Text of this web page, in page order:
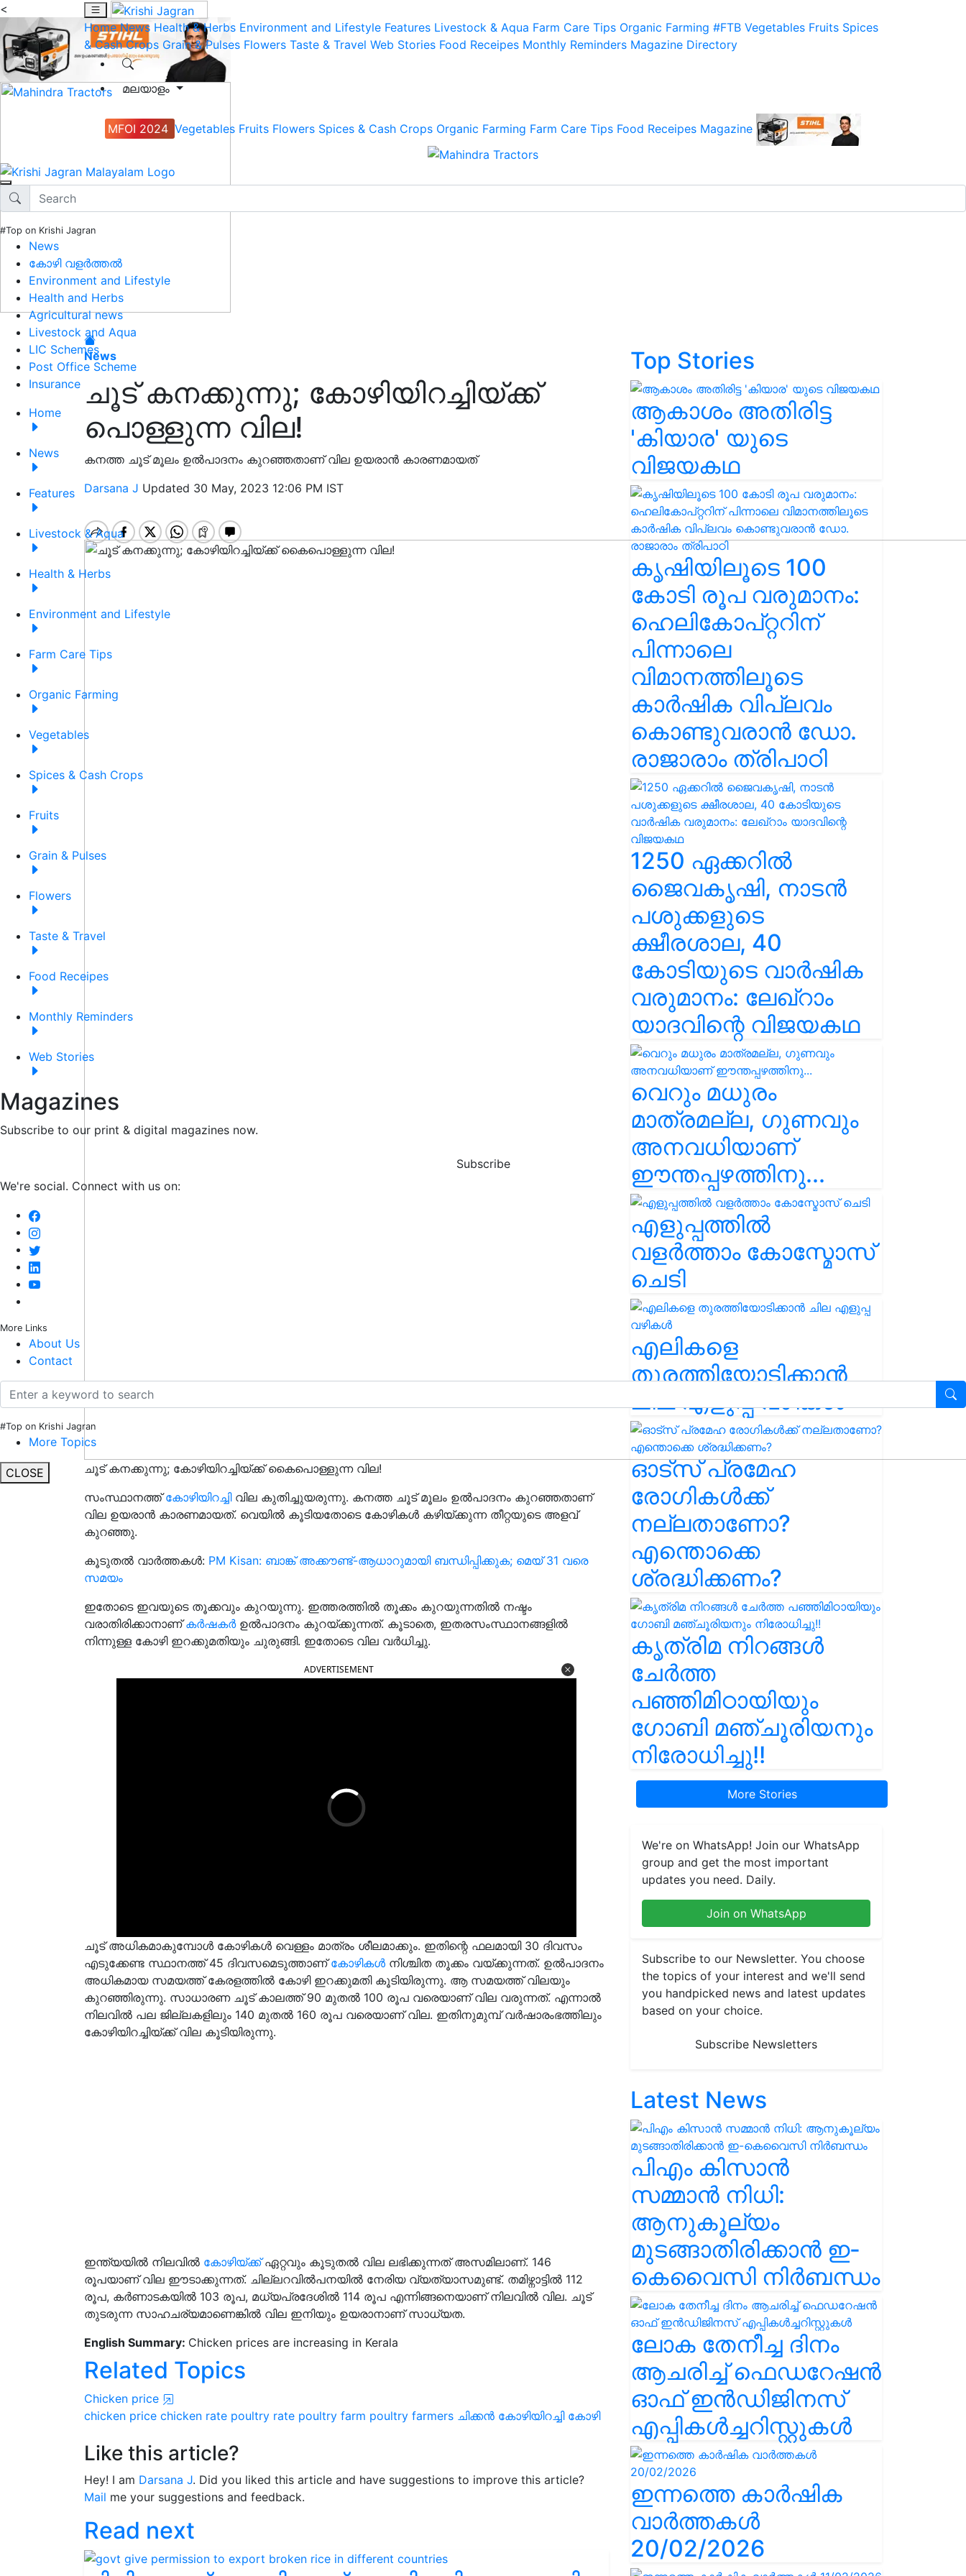
<
Home News Health & Herbs Environment and Lifestyle Features Livestock & Aqua Farm Care Tips Organic Farming #FTB Vegetables Fruits Spices
& Cash Crops Grain & Pulses Flowers Taste & Travel Web Stories Food Receipes Monthly Reminders Magazine Directory
മലയാളം
MFOI 2024 Vegetables Fruits Flowers Spices & Cash Crops Organic Farming Farm Care Tips Food Receipes Magazine
#Top on Krishi Jagran
News
കോഴി വളർത്തൽ
Environment and Lifestyle
Health and Herbs
Agricultural news
Livestock and Aqua
LIC Schemes
Post Office Scheme
Insurance
Home
News
Features
Livestock & Aqua
Health & Herbs
Environment and Lifestyle
Farm Care Tips
Organic Farming
Vegetables
Spices & Cash Crops
Fruits
Grain & Pulses
Flowers
Taste & Travel
Food Receipes
Monthly Reminders
Web Stories
Magazines
Subscribe to our print & digital magazines now.
Subscribe
We're social. Connect with us on:
More Links
About Us
Contact
#Top on Krishi Jagran
More Topics
CLOSE
News
ചൂട് കനക്കുന്നു; കോഴിയിറച്ചിയ്ക്ക്
പൊള്ളുന്ന വില!
കനത്ത ചൂട് മൂലം ഉൽപാദനം കുറഞ്ഞതാണ് വില ഉയരാൻ കാരണമായത്
Darsana J Updated 30 May, 2023 12:06 PM IST
ചൂട് കനക്കുന്നു; കോഴിയിറച്ചിയ്ക്ക് കൈപൊള്ളുന്ന വില!
സംസ്ഥാനത്ത്കോഴിയിറച്ചിവില കുതിച്ചുയരുന്നു. കനത്ത ചൂട് മൂലം ഉൽപാദനം കുറഞ്ഞതാണ്
വില ഉയരാൻ കാരണമായത്. വെയിൽ കൂടിയതോടെ കോഴികൾ കഴിയ്ക്കുന്ന തീറ്റയുടെ അളവ്
കുറഞ്ഞു.
കൂടുതൽ വാർത്തകൾ: PM Kisan: ബാങ്ക് അക്കൗണ്ട്-ആധാറുമായി ബന്ധിപ്പിക്കുക; മെയ് 31 വരെ
സമയം
ഇതോടെ ഇവയുടെ തൂക്കവും കുറയുന്നു. ഇത്തരത്തിൽ തൂക്കം കുറയുന്നതിൽ നഷ്ടം
വരാതിരിക്കാനാണ്കർഷകർഉൽപാദനം കുറയ്ക്കുന്നത്. കൂടാതെ, ഇതരസംസ്ഥാനങ്ങളിൽ
നിന്നുള്ള കോഴി ഇറക്കുമതിയും ചുരുങ്ങി. ഇതോടെ വില വർധിച്ചു.
ADVERTISEMENT
ചൂട് അധികമാകുമ്പോൾ കോഴികൾ വെള്ളം മാത്രം ശീലമാക്കും. ഇതിന്റെ ഫലമായി 30 ദിവസം
എടുക്കേണ്ട സ്ഥാനത്ത് 45 ദിവസമെടുത്താണ്കോഴികൾ നിശ്ചിത തൂക്കം വയ്ക്കുന്നത്. ഉൽപാദനം
അധികമായ സമയത്ത് കേരളത്തിൽ കോഴി ഇറക്കുമതി കൂടിയിരുന്നു. ആ സമയത്ത് വിലയും
കുറഞ്ഞിരുന്നു. സാധാരണ ചൂട് കാലത്ത് 90 മുതൽ 100 രൂപ വരെയാണ് വില വരുന്നത്. എന്നാൽ
നിലവിൽ പല ജില്ലകളിലും 140 മുതൽ 160 രൂപ വരെയാണ് വില. ഇതിനുമുമ്പ് വർഷാരംഭത്തിലും
കോഴിയിറച്ചിയ്ക്ക് വില കൂടിയിരുന്നു.
ഇന്ത്യയിൽ നിലവിൽ കോഴിയ്ക്ക്ഏറ്റവും കൂടുതൽ വില ലഭിക്കുന്നത് അസമിലാണ്. 146
രൂപയാണ് വില ഈടാക്കുന്നത്. ചില്ലറവിൽപനയിൽ നേരിയ വ്യത്യാസമുണ്ട്. തമിഴ്നാട്ടിൽ 112
രൂപ, കർണാടകയിൽ 103 രൂപ, മധ്യപ്രദേശിൽ 114 രൂപ എന്നിങ്ങനെയാണ് നിലവിൽ വില. ചൂട്
തുടരുന്ന സാഹചര്യമാണെങ്കിൽ വില ഇനിയും ഉയരാനാണ് സാധ്യത.
English Summary: Chicken prices are increasing in Kerala
Related Topics
Chicken price
chicken price chicken rate poultry rate poultry farm poultry farmers ചിക്കൻ കോഴിയിറച്ചി കോഴി
Like this article?
Hey! I am Darsana J. Did you liked this article and have suggestions to improve this article?
Mail me your suggestions and feedback.
Read next
Top Stories
ആകാശം അതിരിട്ട
'കിയാര' യുടെ
വിജയകഥ
കൃഷിയിലൂടെ 100
കോടി രൂപ വരുമാനം:
ഹെലികോപ്റ്ററിന്
പിന്നാലെ
വിമാനത്തിലൂടെ
കാർഷിക വിപ്ലവം
കൊണ്ടുവരാൻ ഡോ.
രാജാരാം ത്രിപാഠി
1250 ഏക്കറിൽ
ജൈവകൃഷി, നാടൻ
പശുക്കളുടെ
ക്ഷീരശാല, 40
കോടിയുടെ വാർഷിക
വരുമാനം: ലേഖ്‌റാം
യാദവിന്റെ വിജയകഥ
വെറും മധുരം
മാത്രമല്ല, ഗുണവും
അനവധിയാണ്
ഈന്തപ്പഴത്തിനു...
എളുപ്പത്തിൽ
വളർത്താം കോസ്മോസ്
ചെടി
എലികളെ
തുരത്തിയോടിക്കാൻ
ചില എളുപ്പ വഴികൾ
ഓട്സ് പ്രമേഹ
രോഗികൾക്ക്
നല്ലതാണോ?
എന്തൊക്കെ
ശ്രദ്ധിക്കണം?
കൃത്രിമ നിറങ്ങൾ
ചേർത്ത
പഞ്ഞിമിഠായിയും
ഗോബി മഞ്ചൂരിയനും
നിരോധിച്ചു!!
More Stories
We're on WhatsApp! Join our WhatsApp
group and get the most important
updates you need. Daily.
Join on WhatsApp
Subscribe to our Newsletter. You choose
the topics of your interest and we'll send
you handpicked news and latest updates
based on your choice.
Subscribe Newsletters
Latest News
പിഎം കിസാൻ
സമ്മാൻ നിധി:
ആനുകൂല്യം
മുടങ്ങാതിരിക്കാൻ ഇ-
കെവൈസി നിർബന്ധം
ലോക തേനീച്ച ദിനം
ആചരിച്ച് ഫെഡറേഷൻ
ഓഫ് ഇൻഡിജിനസ്
എപ്പികൾച്ചറിസ്റ്റുകൾ
ഇന്നത്തെ കാർഷിക
വാർത്തകൾ
20/02/2026